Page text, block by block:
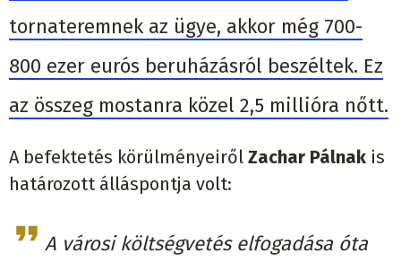
tornateremnek az ügye, akkor még 700-
800 ezer eurós beruházásról beszéltek. Ez
az összeg mostanra közel 2,5 millióra nőtt.
A befektetés körülményeiről Zachar Pálnak is
határozott álláspontja volt:
A városi költségvetés elfogadása óta